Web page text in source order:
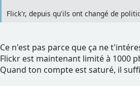
Flick'r, depuis qu'ils ont changé de
Ce n'est pas parce que ça ne
Flickr est maintenant limité à 1000
Quand ton compte est saturé, il